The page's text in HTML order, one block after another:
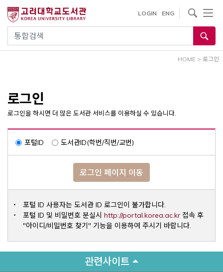
건
통합검색
LOGIN ENG
사이트내 검색
HOME > 로그인
로그인
로그인을 하시면 더 많은 도서관 서비스를 이용하실 수 있습니다.
포털ID 도서관ID(학번/직번/교번)
로그인 페이지 이동
포털 ID 사용자는 도서관 ID 로그인이 불가합니다.
포털 ID 및 비밀번호 분실시 http://portal.korea.ac.krOpens a
접속 후
"아이디/비밀번호 찾기" 기능을 이용하여 주시기 바랍니다.
관련사이트